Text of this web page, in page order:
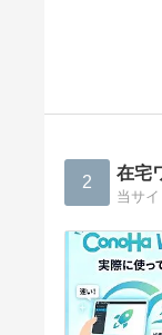
2 在宅